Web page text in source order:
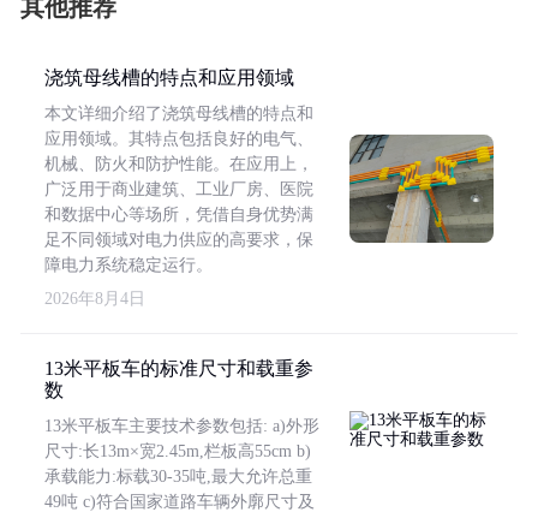
其他推荐
浇筑母线槽的特点和应用领域
本文详细介绍了浇筑母线槽的特点和
应用领域。其特点包括良好的电气、
机械、防火和防护性能。在应用上，
广泛用于商业建筑、工业厂房、医院
和数据中心等场所，凭借自身优势满
足不同领域对电力供应的高要求，保
障电力系统稳定运行。
2026年8月4日
13米平板车的标准尺寸和载重参
数
13米平板车主要技术参数包括: a)外形
尺寸:长13m×宽2.45m,栏板高55cm b)
承载能力:标载30-35吨,最大允许总重
49吨 c)符合国家道路车辆外廓尺寸及